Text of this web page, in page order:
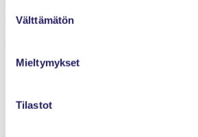
valinta
Välttämätön
Mieltymykset
Tilastot
poraustekniikka vähensi meluhaittaa.
käytetystä uudesta tekniikasta seuraavasta
lehdestä.